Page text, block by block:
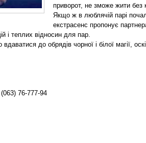
приворот, не зможе жити без
Якщо ж в люблячій парі
екстрасенс пропонує
і теплих відносин для пар.
до обрядів чорної і білої магії,
76-777-94